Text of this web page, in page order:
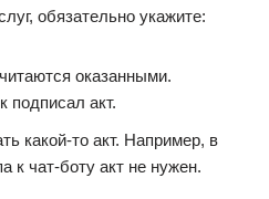
обязательно укажите:
оказанными.
подписал акт.
какой-то акт. Например, в
к чат-боту акт не нужен.